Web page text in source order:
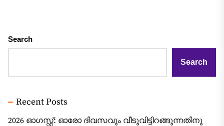
Search
Search
Recent Posts
2026 ഓഗസ്റ്റ്: ഓരോ ദിവസവും വീടുവിട്ടിറങ്ങുന്നതിനു